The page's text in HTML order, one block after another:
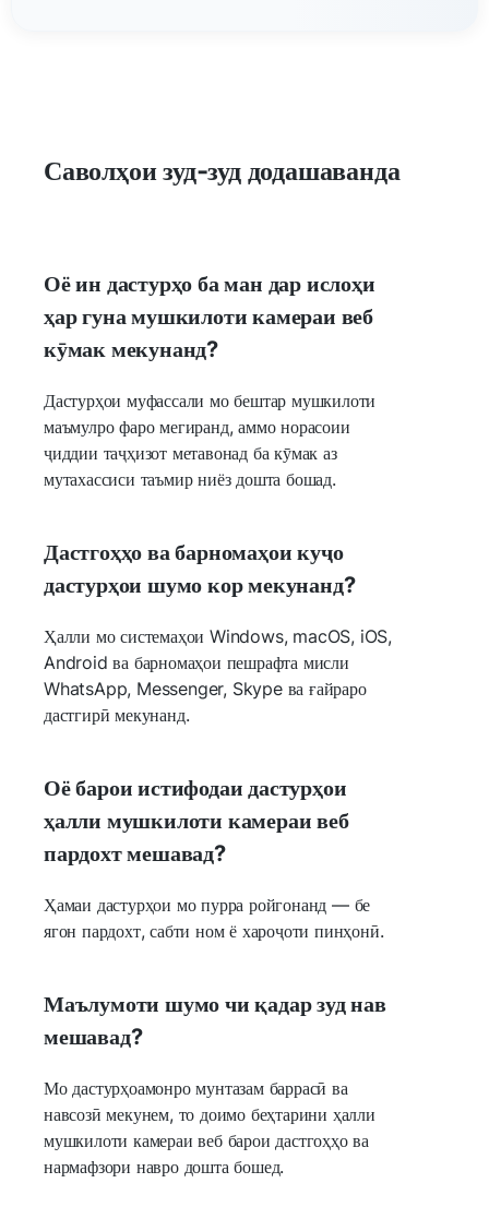
Саволҳои зуд-зуд додашаванда
Оё ин дастурҳо ба ман дар ислоҳи
ҳар гуна мушкилоти камераи веб
кӯмак мекунанд?
Дастурҳои муфассали мо бештар мушкилоти
маъмулро фаро мегиранд, аммо норасоии
ҷиддии таҷҳизот метавонад ба кӯмак аз
мутахассиси таъмир ниёз дошта бошад.
Дастгоҳҳо ва барномаҳои куҷо
дастурҳои шумо кор мекунанд?
Ҳалли мо системаҳои Windows, macOS, iOS,
Android ва барномаҳои пешрафта мисли
WhatsApp, Messenger, Skype ва ғайраро
дастгирӣ мекунанд.
Оё барои истифодаи дастурҳои
ҳалли мушкилоти камераи веб
пардохт мешавад?
Ҳамаи дастурҳои мо пурра ройгонанд — бе
ягон пардохт, сабти ном ё хароҷоти пинҳонӣ.
Маълумоти шумо чи қадар зуд нав
мешавад?
Мо дастурҳоамонро мунтазам баррасӣ ва
навсозӣ мекунем, то доимо беҳтарини ҳалли
мушкилоти камераи веб барои дастгоҳҳо ва
нармафзори навро дошта бошед.